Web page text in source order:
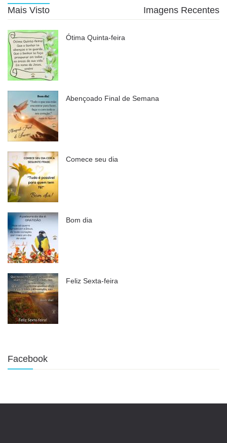
Mais Visto Imagens Recentes
Ótima Quinta-feira
Abençoado Final de Semana
Comece seu dia
Bom dia
Feliz Sexta-feira
Facebook